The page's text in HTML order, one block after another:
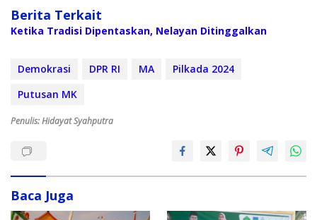
Berita Terkait
Ketika Tradisi Dipentaskan, Nelayan Ditinggalkan
Demokrasi DPR RI MA
Pilkada 2024
Putusan MK
Penulis: Hidayat Syahputra
Baca Juga